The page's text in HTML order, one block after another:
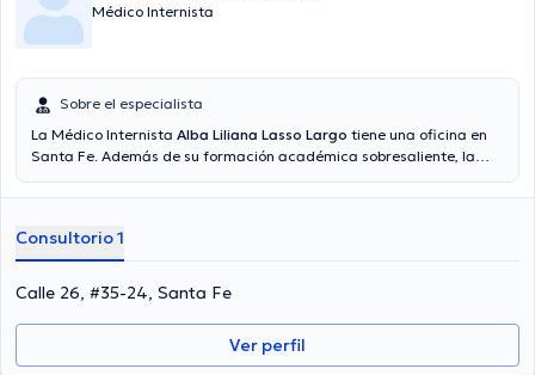
Médico Internista
Sobre el especialista
La Médico Internista Alba Liliana Lasso Largo tiene una oficina en
Santa Fe. Además de su formación académica sobresaliente, la
cuenta con muchos años de experiencia laboral en su campo de
asociaciones médicas. Alba Liliana Lasso Largo ha compartido en
abundantes conferencias con miras a tener una formación continua
en su temática de especialización y ha publicado diferentes
publicaciones. Español es el idioma principal usados por la
especialista.
Consultorio 1
Calle 26, #35-24, Santa Fe
Ver perfil